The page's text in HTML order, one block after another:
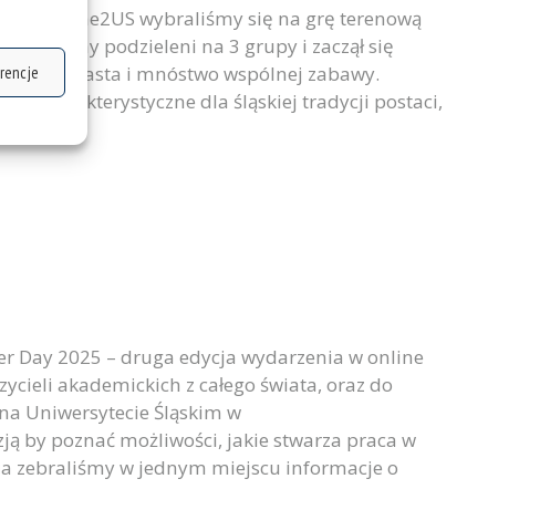
Welcome2US wybraliśmy się na grę terenową
podzieleni na 3 grupy i zaczął się
miasta i mnóstwo wspólnej zabawy.
charakterystyczne dla śląskiej tradycji postaci,
Day 2025 – druga edycja wydarzenia w online
akademickich z całego świata, oraz do
Uniwersytecie Śląskim w
by poznać możliwości, jakie stwarza praca w
zebraliśmy w jednym miejscu informacje o